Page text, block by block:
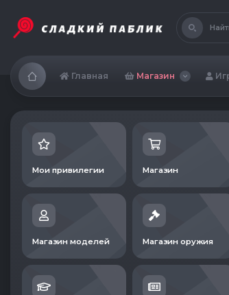
Главная Магазин
Мои привилегии Магазин
Магазин моделей Магазин оружия